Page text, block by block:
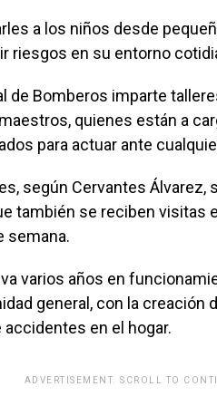
a los niños desde
riesgos en su entorno
de Bomberos imparte
quienes están a
para actuar ante
según Cervantes Álvarez,
también se reciben visitas
semana.
varios años en
general, con la
en el hogar.
ADVERTISEMENT. SCROLL TO